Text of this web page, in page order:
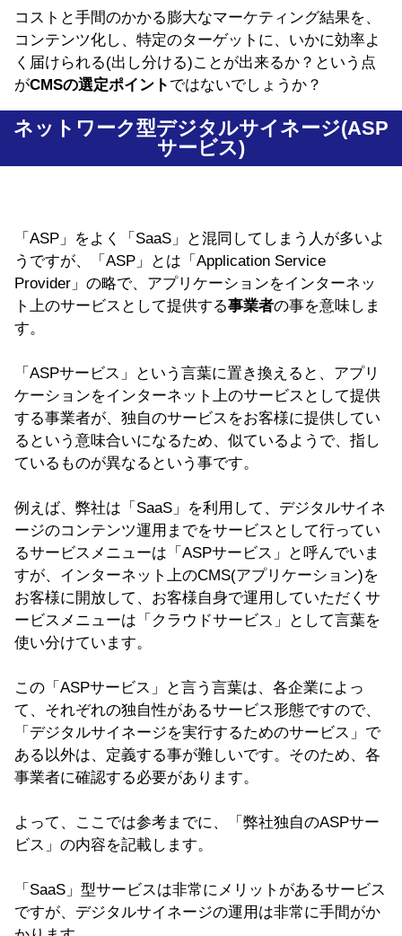
コストと手間のかかる膨大なマーケティング結果を、
コンテンツ化し、特定のターゲットに、いかに効率よ
く届けられる(出し分ける)ことが出来るか？という点
がCMSの選定ポイント ではないでしょうか？
ネットワーク型デジタルサイネージ(ASP
サービス)
「ASP」をよく「SaaS」と混同してしまう人が多いよ
うですが、「ASP」とは「Application Service
Provider」の略で、アプリケーションをインターネッ
ト上のサービスとして提供する事業者の事を意味しま
す。
「ASPサービス」という言葉に置き換えると、アプリ
ケーションをインターネット上のサービスとして提供
する事業者が、独自のサービスをお客様に提供してい
るという意味合いになるため、似ているようで、指し
ているものが異なるという事です。
例えば、弊社は「SaaS」を利用して、デジタルサイネ
ージのコンテンツ運用までをサービスとして行ってい
るサービスメニューは「ASPサービス」と呼んでいま
すが、インターネット上のCMS(アプリケーション)を
お客様に開放して、お客様自身で運用していただくサ
ービスメニューは「クラウドサービス」として言葉を
使い分けています。
この「ASPサービス」と言う言葉は、各企業によっ
て、それぞれの独自性があるサービス形態ですので、
「デジタルサイネージを実行するためのサービス」で
ある以外は、定義する事が難しいです。そのため、各
事業者に確認する必要があります。
よって、ここでは参考までに、「弊社独自のASPサー
ビス」の内容を記載します。
「SaaS」型サービスは非常にメリットがあるサービス
ですが、デジタルサイネージの運用は非常に手間がか